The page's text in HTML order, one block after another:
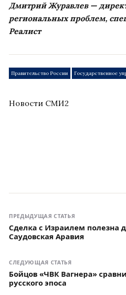
Дмитрий Журавлев —
региональных проблем,
Реалист
Правительство России Государственное
Новости СМИ2
ПРЕДЫДУЩАЯ СТАТЬЯ
Сделка с Израилем полезна
Саудовская Аравия
СЛЕДУЮЩАЯ СТАТЬЯ
Бойцов «ЧВК Вагнера»
русского эпоса